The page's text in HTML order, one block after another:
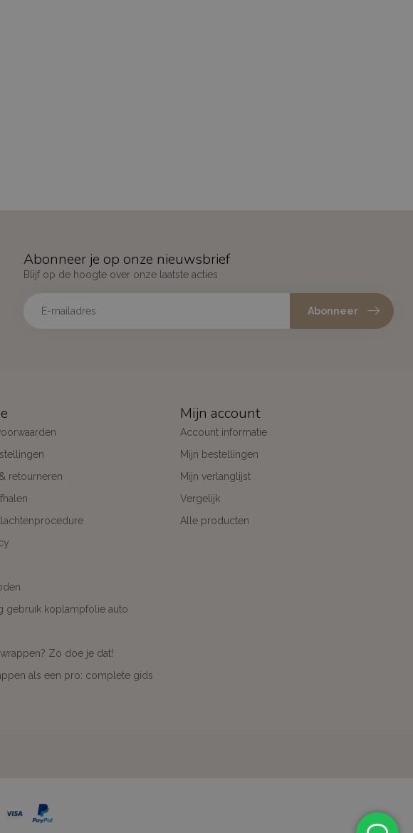
Abonneer je op onze nieuwsbrief
Blijf op de hoogte over onze laatste acties
Abonneer
retourneren
gebruik koplampfolie auto
Zo doe je dat!
als een pro: complete gids
Mijn account
Account informatie
Mijn bestellingen
Mijn verlanglijst
Vergelijk
Alle producten